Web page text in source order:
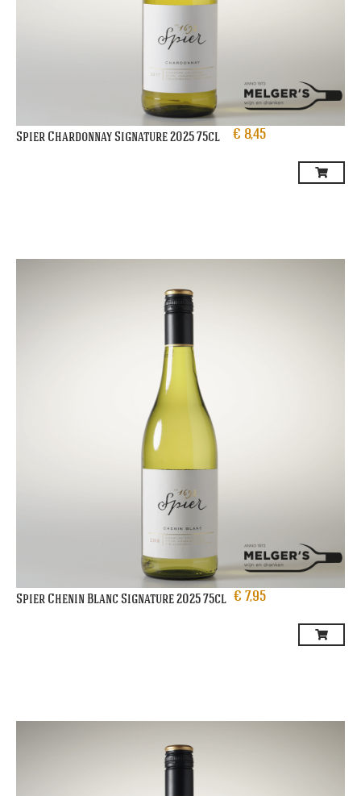
Spier Chardonnay Signature 2025 75cl € 8,45
Spier Chenin Blanc Signature 2025 75cl € 7,95